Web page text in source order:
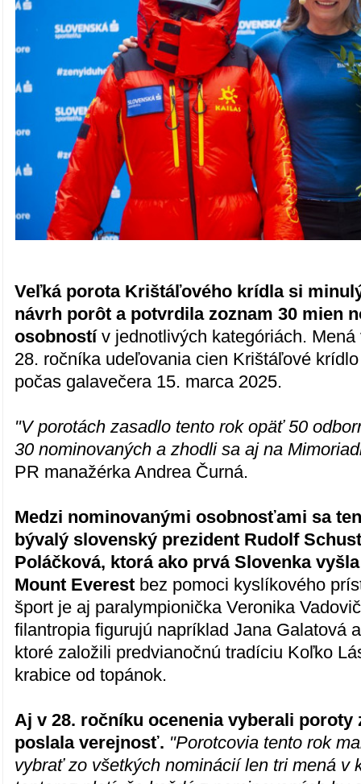
Veľká porota Krištáľového krídla si
návrh porôt a potvrdila zoznam 30 mien
osobnostív jednotlivých kategóriách.
28. ročníka udeľovania cien Krištáľové
počas galavečera 15. marca 2025.
"V porotách zasadlo tento rok opäť 50
30 nominovaných a zhodli sa aj na
PR manažérka Andrea Čurná.
Medzi nominovanými osobnosťami sa
bývalý slovenský prezident Rudolf
Poláčková, ktorá ako prvá Slovenka
Mount Everest bez pomoci kyslíkového
šport je aj paralympionička Veronika
filantropia figurujú napríklad Jana Galatová
ktoré založili predvianočnú tradíciu Koľko
krabice od topánok.
Aj v 28. ročníku ocenenia vyberali poroty
poslala verejnosť. "Porotcovia tento rok
vybrať zo všetkých nominácií len tri mená v